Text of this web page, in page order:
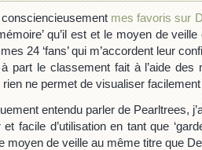
mes favoris sur
qu’il est et le moyen de
24 ‘fans’ qui m’accordent leur
à part le classement fait à l’aide
rien ne permet de visualiser
entendu parler de Pearltrees,
et facile d’utilisation en tant que
moyen de veille au même titre que